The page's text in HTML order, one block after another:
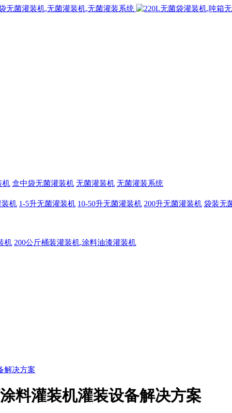
机 盒中袋无菌灌装机 无菌灌装机 无菌灌装系统
机 1-5升无菌灌装机 10-50升无菌灌装机 200升无菌灌装机 袋装无
机 200公斤桶装灌装机,涂料油漆灌装机
料灌装机灌装设备解决方案